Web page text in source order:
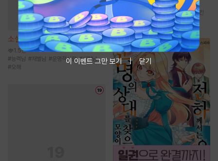
소설 또다시 파고드는 [단행본]
1.5만
#능력남 # 재벌남 #운명적사랑 #계략남
#오해
2.2만
#
검객/무사 #복수물 #먼치킨
#성장물
이 이벤트 그만 보기 닫기